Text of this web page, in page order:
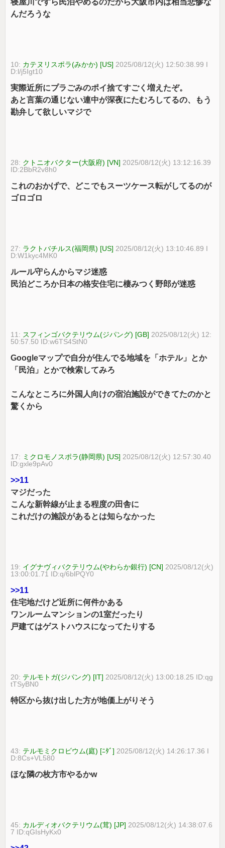
んだろうな
10: カテヌリスポラ(みかか) [US] 2025/08/12(火) 12:50:38.99 I
D:l/j5Igt10
実際近所にプラごみのポイ捨てすごく増えたぞ。
あと言葉の通じない連中が深夜にたむろしてるの、もう
勘弁して欲しいマジで
28: クトニオバクター(大阪府) [VN] 2025/08/12(火) 13:12:16.39
ID:2BbR2v8h0
これのおかげで、どこでもスーツケース転がしてるのが
ゴロゴロ
27: ラクトバチルス(福岡県) [US] 2025/08/12(火) 13:10:46.89 I
D:W1kyc4MK0
ルール守らんからマジ迷惑
民泊どころか日本の格安住宅に棲みつく野郎が迷惑
11: スフィンゴバクテリウム(ジパング) [GB] 2025/08/12(火) 12:
50:57.50 ID:w6TS4StN0
Googleマップで自分が住んでる地域を「ホテル」とか
「民泊」とかで検索してみろ
こんなところに外国人向けの宿泊施設ができてたのかと
驚くから
17: ミクロモノスポラ(静岡県) [US] 2025/08/12(火) 12:57:30.40
ID:gxle9pAv0
>>11
マジだった
こんな新幹線が止まる程度の田舎に
これだけの施設があるとは知らなかった
19: イグナヴィバクテリウム(やわらか銀行) [CN] 2025/08/12(火)
13:00:01.71 ID:q/6blPQY0
>>11
住宅地だけど近所に何件かある
ワンルームマンションの1室だったり
戸建てはゲストハウスになってたりする
20: テルモトガ(ジパング) [IT] 2025/08/12(火) 13:00:18.25 ID:qg
tTSyBN0
特区から抜け出した方が地価上がりそう
43: テルモミクロビウム(庭) [ﾆﾀﾞ] 2025/08/12(火) 14:26:17.36 I
D:8Cs+VL580
ほな隣の枚方市やるかw
45: カルディオバクテリウム(茸) [JP] 2025/08/12(火) 14:38:07.6
7 ID:qGIsHyKx0